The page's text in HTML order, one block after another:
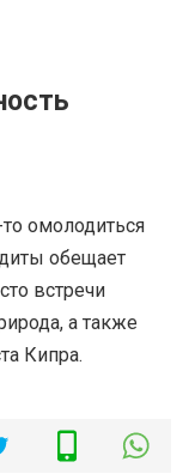
то омолодиться
обещает
встречи
а также
Кипра.